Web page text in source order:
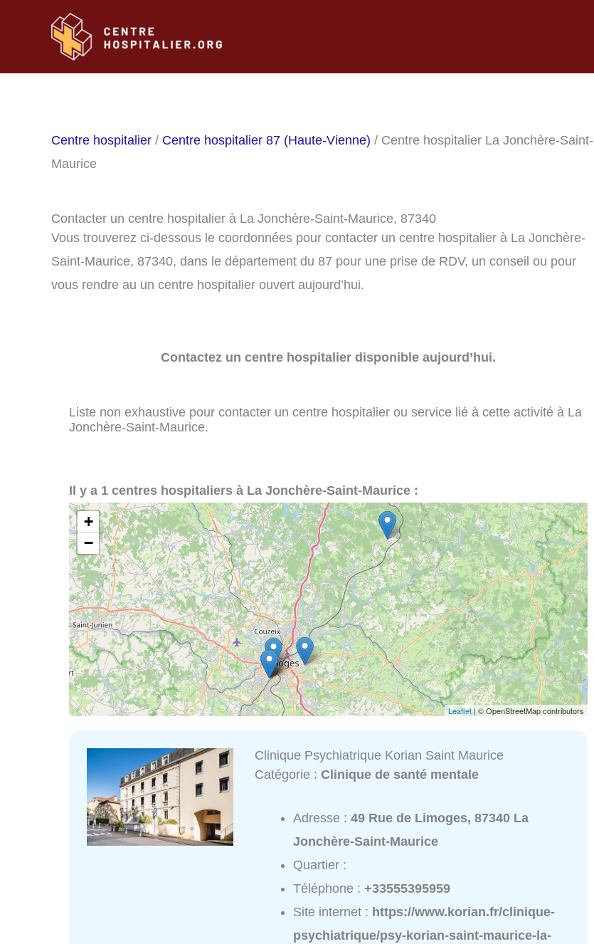
Centre hospitalier / Centre hospitalier 87 (Haute-Vienne) / Centre hospitalier La Jonchère-Saint-
Maurice
Contacter un centre hospitalier à La Jonchère-Saint-Maurice, 87340
Vous trouverez ci-dessous le coordonnées pour contacter un centre hospitalier à La Jonchère-
Saint-Maurice, 87340, dans le département du 87 pour une prise de RDV, un conseil ou pour
vous rendre au un centre hospitalier ouvert aujourd’hui.
Contactez un centre hospitalier disponible aujourd’hui.
Liste non exhaustive pour contacter un centre hospitalier ou service lié à cette activité à La
Jonchère-Saint-Maurice.
Il y a 1 centres hospitaliers à La Jonchère-Saint-Maurice :
+
−
Leaflet| © OpenStreetMap contributors
Clinique Psychiatrique Korian Saint Maurice
Catégorie :Clinique de santé mentale
Adresse :49 Rue de Limoges, 87340 La
Jonchère-Saint-Maurice
Quartier :
Téléphone :+33555395959
Site internet : https://www.korian.fr/clinique-
psychiatrique/psy-korian-saint-maurice-la-